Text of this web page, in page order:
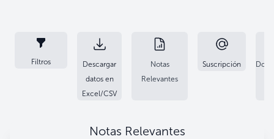
Filtros
Descargar
datos en
Excel/CSV
Notas
Relevantes
Suscripción
Notas Relevantes